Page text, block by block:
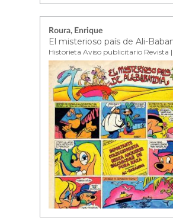
Roura, Enrique
Historieta Aviso publicitario Revista |